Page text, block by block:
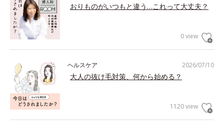
おりものがいつもと違う…これって大丈夫？
0 view
2026/07/10
ヘルスケア
大人の抜け毛対策、何から始める？
1120 view